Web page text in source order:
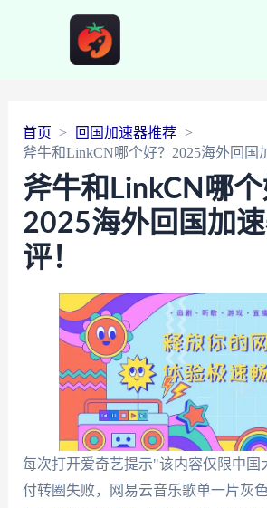
首页
回国加速器推荐
斧牛和LinkCN哪个好？2025海外回国
斧牛和LinkCN哪个
2025海外回国加
评！
每次打开爱奇艺提示"该内容仅限中国
付转圈失败，网易云音乐歌单一片灰